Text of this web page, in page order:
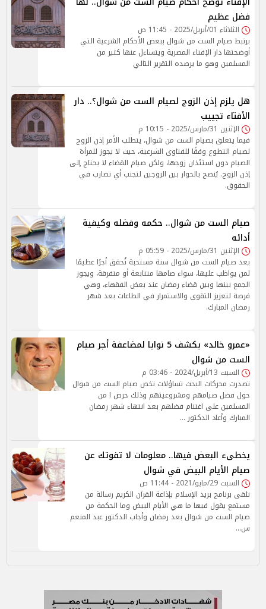
فضل عظيم
الثلاثاء 01/أبريل/2025 - 11:45 ص
يرتبط صيام الست من شوال ببعض الأحكام الشرعية التي
أوضحتها دار الإفتاء المصرية ويتساءل عنها كثير من
المسلمين وهو ما يرصده التقرير التالي
هل يلزم إذن الزوج لصيام الست من شوال؟.. دار
الأفتاء تجييب
الإثنين 31/مارس/2025 - 10:15 م
فيما يتعلق بصيام الست من شوال، يتطلب الأمر إذن الزوج
لصيام التطوع وفقًا للفتاوى الشرعية، حيث لا يجوز للمرأة
الصيام دون استئذان زوجها، ولكن صيام القضاء لا يحتاج إلى
إذن الزوج. يُنصح بالحوار بين الزوجين لتجنب أي تضارب في
الحقوق.
صيام الست من شوال.. حكمه وفضله وكيفية
أدائه
الإثنين 31/مارس/2025 - 05:59 م
يعد صيام الست من شوال سنة مستحبة تُحقق أجرًا عظيمًا
لمن يواظب عليها، سواء صامها متتابعة أو متفرقة، ويجوز
الجمع بينها وبين قضاء رمضان عند بعض الفقهاء، وهي
فرصة لتعزيز التقوى والاستمرار في الطاعات بعد شهر
رمضان المبارك.
«عمرو خالد» يكشف 5 نوايا لمضاعفة أجر صيام
الست من شوال
السبت 13/أبريل/2024 - 03:46 م
تصدرت محركات البحث تساؤلات تخص صيام الست من شوال
حول فضل صيامهم ومشروعيتهم وذلك حرص ا من
المسلمين على اغتنام فضلهم بعد انتهاء شهر رمضان
المبارك وأعاد الدكتور …
يخطىء البعض فيها.. معلومات لا تفوتك عن
صيام الأيام البيض في شوال
السبت 29/مايو/2021 - 11:44 ص
تلقى برنامج بريد الإسلام بإذاعة القرآن الكريم رسالة من
مستمع يقول فيها ما هي الأيام البيض وما الحكمة من
صيام الست من شوال بعد رمضان وأجاب الدكتور عبد المنعم
س…